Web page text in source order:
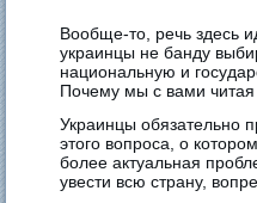
Вообще-то, речь здесь
украинцы не банду
национальную и
Почему мы с вами читая
Украинцы обязательно
этого вопроса, о
более актуальная
увести всю страну,